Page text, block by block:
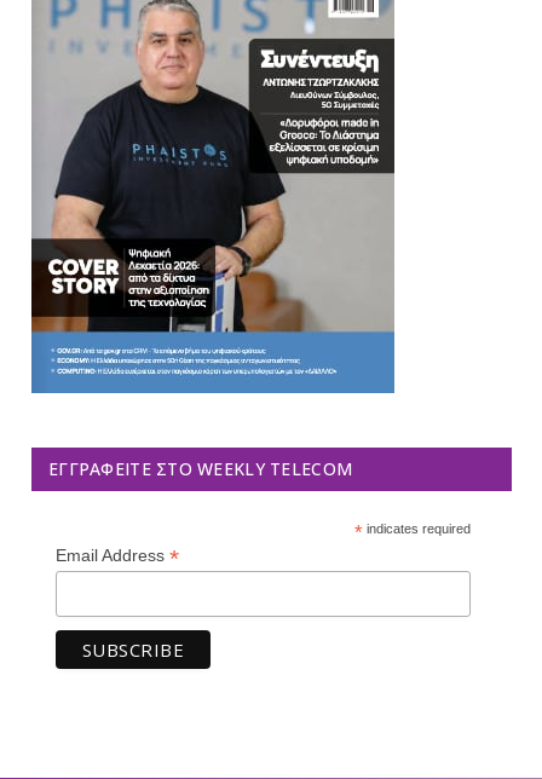
ΕΓΓΡΑΦΕΊΤΕ ΣΤΟ WEEKLY TELECOM
*indicates required
Email Address *